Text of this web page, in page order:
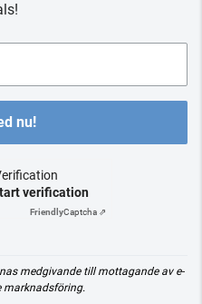
nu!
verification
FriendlyCaptcha ⇗
medgivande till mottagande av e-
marknadsföring.